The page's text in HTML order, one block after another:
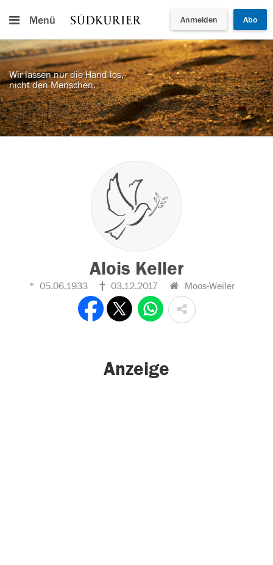
Menü Anmelden Abo
Wir lassen nur die Hand los,
nicht den Menschen.
Alois Keller
05.06.1933 03.12.2017 Moos-Weiler
Anzeige